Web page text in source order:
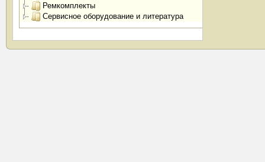
Ремкомплекты
Сервисное оборудование и литература